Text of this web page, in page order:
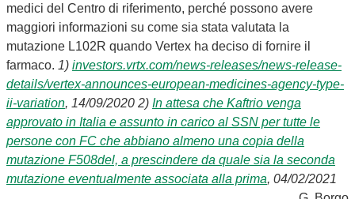
medici del Centro di riferimento, perché possono avere
maggiori informazioni su come sia stata valutata la
mutazione L102R quando Vertex ha deciso di fornire il
farmaco. 1) investors.vrtx.com/news-releases/news-release-
details/vertex-announces-european-medicines-agency-type-
ii-variation, 14/09/2020 2) In attesa che Kaftrio venga
approvato in Italia e assunto in carico al SSN per tutte le
persone con FC che abbiano almeno una copia della
mutazione F508del, a prescindere da quale sia la seconda
mutazione eventualmente associata alla prima, 04/02/2021